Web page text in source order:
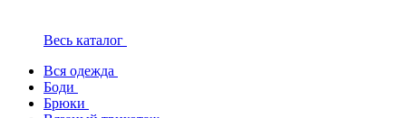
Весь каталог
Вся одежда
Боди
Брюки